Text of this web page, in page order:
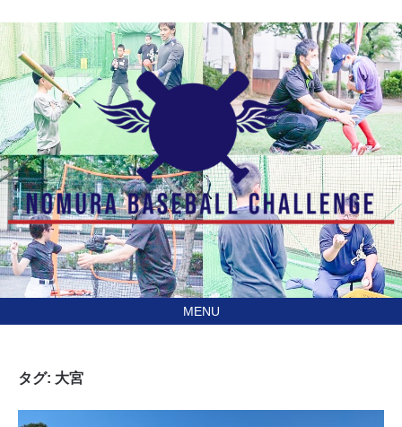
あなたの住んでる地域に
行きます！
訪問型野球教室野村ベースボールチャレンジ（NBC）
タグ: 大宮